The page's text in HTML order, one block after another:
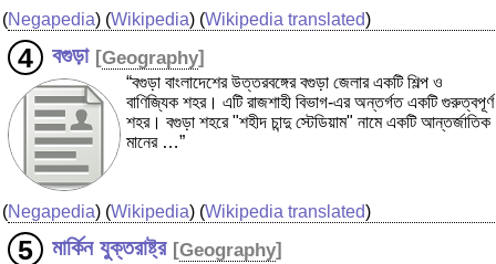
(Negapedia) (Wikipedia) (Wikipedia translated)
বগুড়া [Geography]
“বগুড়া বাংলাদেশের উত্তরবঙ্গের বগুড়া জেলার একটি শিল্প ও
বাণিজ্যিক শহর। এটি রাজশাহী বিভাগ-এর অন্তর্গত একটি গুরুত্বপূর্ণ
শহর। বগুড়া শহরে "শহীদ চান্দু স্টেডিয়াম" নামে একটি আন্তর্জাতিক
মানের …”
(Negapedia) (Wikipedia) (Wikipedia translated)
মার্কিন যুক্তরাষ্ট্র [Geography]